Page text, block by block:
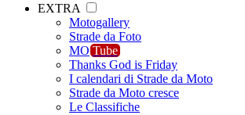
EXTRA
Motogallery
Strade da Foto
MO Tube
Thanks God is Friday
I calendari di Strade da Moto
Strade da Moto cresce
Le Classifiche